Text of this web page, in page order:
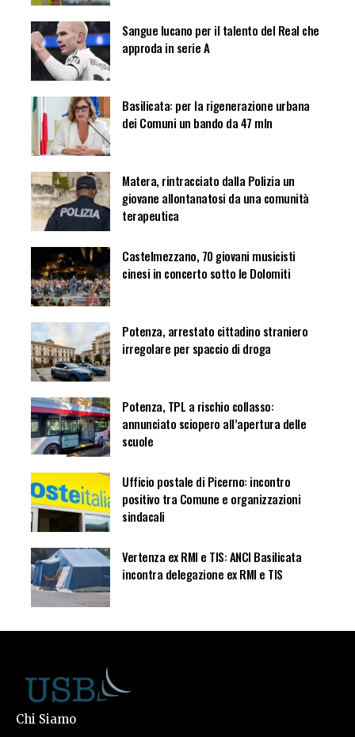
Sangue lucano per il talento del Real che
approda in serie A
Basilicata: per la rigenerazione urbana
dei Comuni un bando da 47 mln
Matera, rintracciato dalla Polizia un
giovane allontanatosi da una comunità
terapeutica
Castelmezzano, 70 giovani musicisti
cinesi in concerto sotto le Dolomiti
Potenza, arrestato cittadino straniero
irregolare per spaccio di droga
Potenza, TPL a rischio collasso:
annunciato sciopero all’apertura delle
scuole
Ufficio postale di Picerno: incontro
positivo tra Comune e organizzazioni
sindacali
Vertenza ex RMI e TIS: ANCI Basilicata
incontra delegazione ex RMI e TIS
Chi Siamo